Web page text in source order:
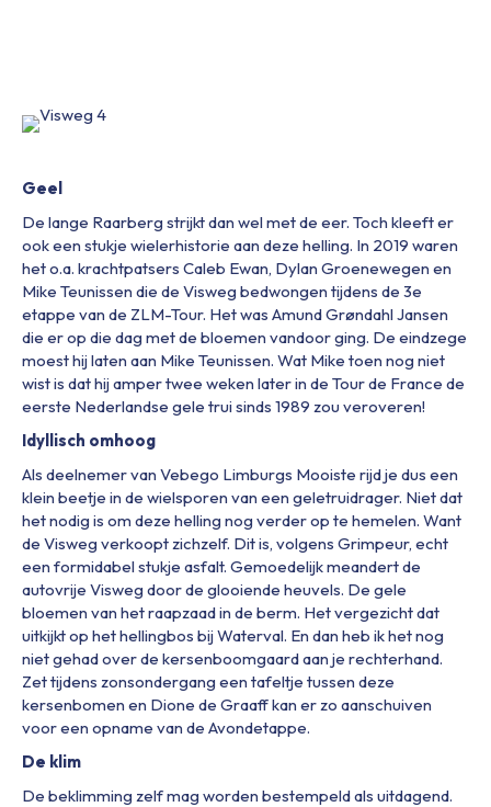
Geel
De lange Raarberg strijkt dan wel met de eer. Toch kleeft er
ook een stukje wielerhistorie aan deze helling. In 2019 waren
het o.a. krachtpatsers Caleb Ewan, Dylan Groenewegen en
Mike Teunissen die de Visweg bedwongen tijdens de 3e
etappe van de ZLM-Tour. Het was Amund Grøndahl Jansen
die er op die dag met de bloemen vandoor ging. De eindzege
moest hij laten aan Mike Teunissen. Wat Mike toen nog niet
wist is dat hij amper twee weken later in de Tour de France de
eerste Nederlandse gele trui sinds 1989 zou veroveren!
Idyllisch omhoog
Als deelnemer van Vebego Limburgs Mooiste rijd je dus een
klein beetje in de wielsporen van een geletruidrager. Niet dat
het nodig is om deze helling nog verder op te hemelen. Want
de Visweg verkoopt zichzelf. Dit is, volgens Grimpeur, echt
een formidabel stukje asfalt. Gemoedelijk meandert de
autovrije Visweg door de glooiende heuvels. De gele
bloemen van het raapzaad in de berm. Het vergezicht dat
uitkijkt op het hellingbos bij Waterval. En dan heb ik het nog
niet gehad over de kersenboomgaard aan je rechterhand.
Zet tijdens zonsondergang een tafeltje tussen deze
kersenbomen en Dione de Graaff kan er zo aanschuiven
voor een opname van de Avondetappe.
De klim
De beklimming zelf mag worden bestempeld als uitdagend.